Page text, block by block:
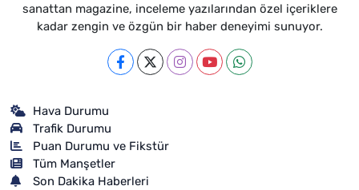
sanattan magazine, inceleme yazılarından özel içeriklere
kadar zengin ve özgün bir haber deneyimi sunuyor.
Hava Durumu
Trafik Durumu
Puan Durumu ve Fikstür
Tüm Manşetler
Son Dakika Haberleri